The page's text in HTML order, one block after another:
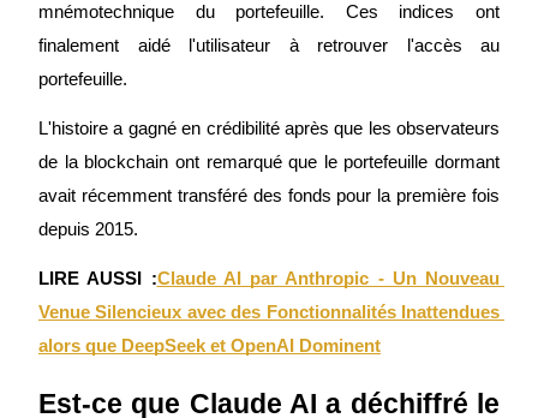
Analyse de mégadonnées, y compris des informations
commerciales, etc.
Guide
mnémotechnique du portefeuille. Ces indices ont
finalement aidé l'utilisateur à retrouver l'accès au
portefeuille.
L'histoire a gagné en crédibilité après que les observateurs
de la blockchain ont remarqué que le portefeuille dormant
avait récemment transféré des fonds pour la première fois
depuis 2015.
LIRE AUSSI :Claude AI par Anthropic - Un Nouveau
Venue Silencieux avec des Fonctionnalités Inattendues
alors que DeepSeek et OpenAI Dominent
Est-ce que Claude AI a déchiffré le